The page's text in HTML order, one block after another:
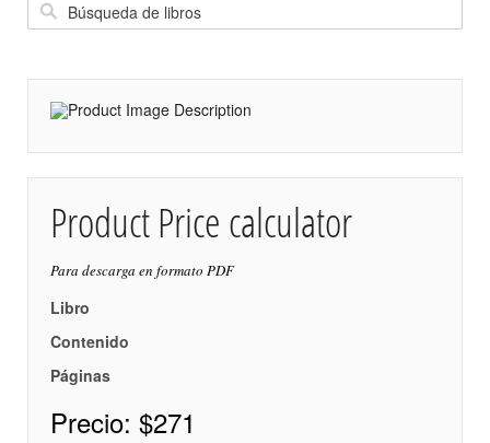
Product Price calculator
Para descarga en formato PDF
Libro
Contenido
Páginas
Precio: $271